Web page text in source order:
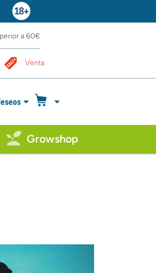
a 60€
Venta
Growshop